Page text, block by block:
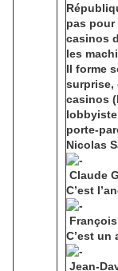
pas pour
casinos
les
Il forme
surprise,
casinos
porte-
Nicolas
Claude
C’est
C’est un
Jean-